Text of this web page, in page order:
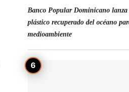
Banco Popular Dominicano
plástico recuperado del océano
medioambiente